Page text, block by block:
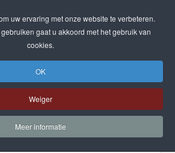
heeft geen
uw ervaring met onze website te verbeteren.
gaat u akkoord met het gebruik van
cookies.
OK
Weiger
Meer informatie